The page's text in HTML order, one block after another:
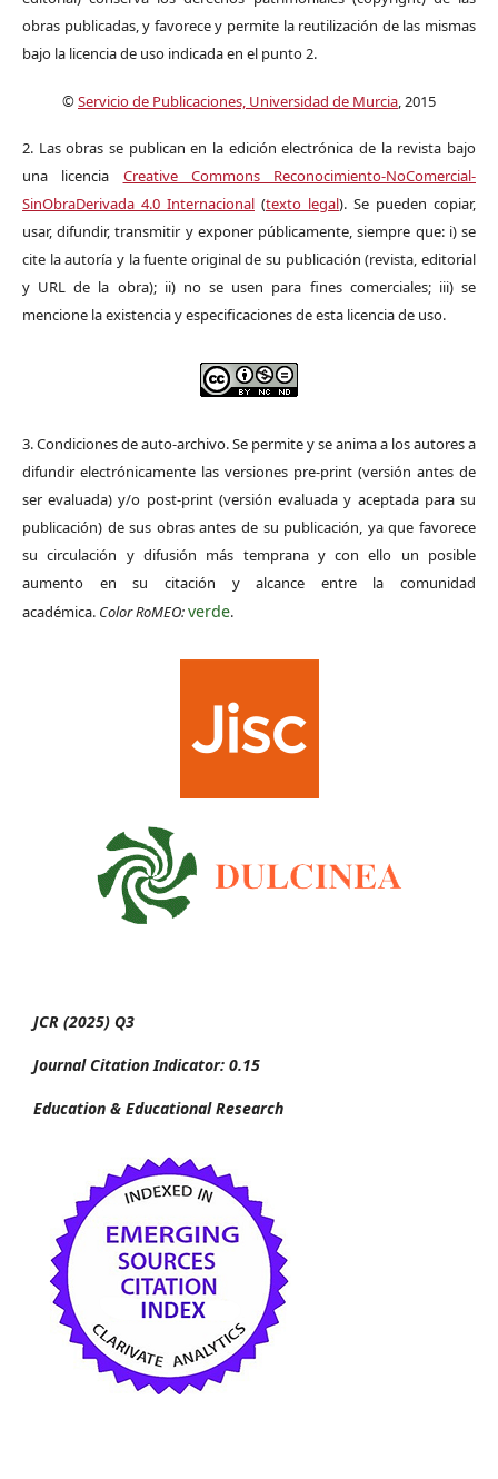
obras publicadas, y favorece y permite la reutilización de las mismas
bajo la licencia de uso indicada en el punto 2.
©Servicio de Publicaciones, Universidad de Murcia, 2015
2. Las obras se publican en la edición electrónica de la revista bajo
una licencia Creative Commons Reconocimiento-NoComercial-
SinObraDerivada 4.0 Internacional (texto legal). Se pueden copiar,
usar, difundir, transmitir y exponer públicamente, siempre que: i) se
cite la autoría y la fuente original de su publicación (revista, editorial
y URL de la obra); ii) no se usen para fines comerciales; iii) se
mencione la existencia y especificaciones de esta licencia de uso.
3. Condiciones de auto-archivo. Se permite y se anima a los autores a
difundir electrónicamente las versiones pre-print (versión antes de
ser evaluada) y/o post-print (versión evaluada y aceptada para su
publicación) de sus obras antes de su publicación, ya que favorece
su circulación y difusión más temprana y con ello un posible
aumento en su citación y alcance entre la comunidad
académica. Color RoMEO:verde.
JCR (2025) Q3
Journal Citation Indicator: 0.15
Education & Educational Research